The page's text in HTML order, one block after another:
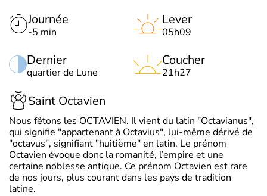
Journée
-5 min
Dernier
quartier de Lune
Lever
05h09
Coucher
21h27
Saint Octavien
Nous fêtons les OCTAVIEN. Il vient du latin "Octavianus",
qui signifie "appartenant à Octavius", lui-même dérivé de
"octavus", signifiant "huitième" en latin. Le prénom
Octavien évoque donc la romanité, l’empire et une
certaine noblesse antique. Ce prénom Octavien est rare
de nos jours, plus courant dans les pays de tradition
latine.